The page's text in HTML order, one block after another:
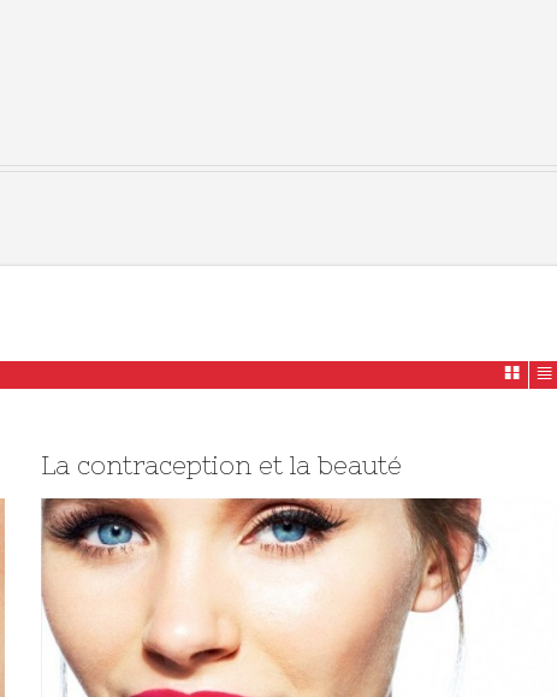
La contraception et la beauté